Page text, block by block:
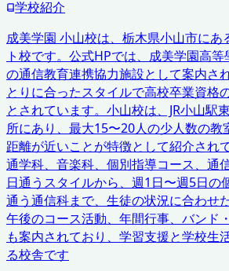
学校紹介
成美学園 小山校は、栃木県小山市にあ
ト校です。公式HPでは、成美学園高
の通信教育連携協力施設として案内さ
とりに合ったスタイルで高校卒業資格
とされています。小山校は、JR小山駅
所にあり、最大15〜20人の少人数の教
距離が近いことが特徴として紹介され
通学科、音楽科、個別指導コース、通
日通うスタイルから、週1日〜週5日の
通う通信科まで、生徒の状況に合わせ
午後のコース活動、年間行事、バンド
も案内されており、学習支援と学校生
る校舎です